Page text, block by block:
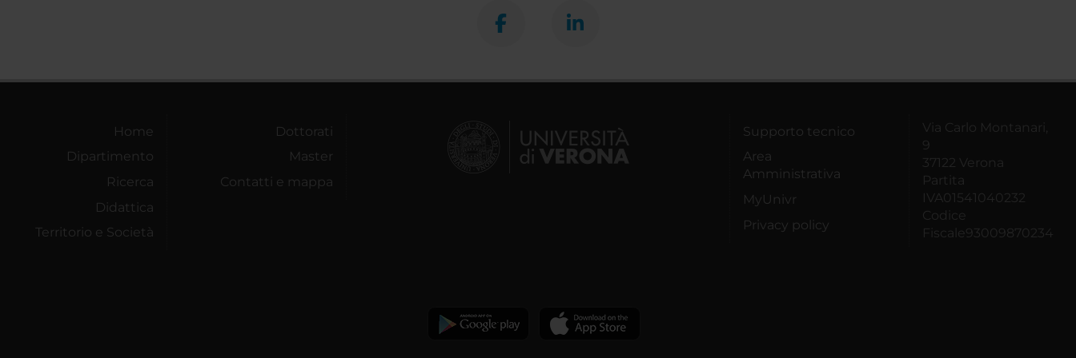
Home
Dipartimento
Ricerca
Didattica
Territorio e Società
Dottorati
Master
Contatti e mappa
Supporto tecnico
Area
Amministrativa
MyUnivr
Privacy policy
Via Carlo Montanari,
9
37122 Verona
Partita
IVA01541040232
Codice
Fiscale93009870234